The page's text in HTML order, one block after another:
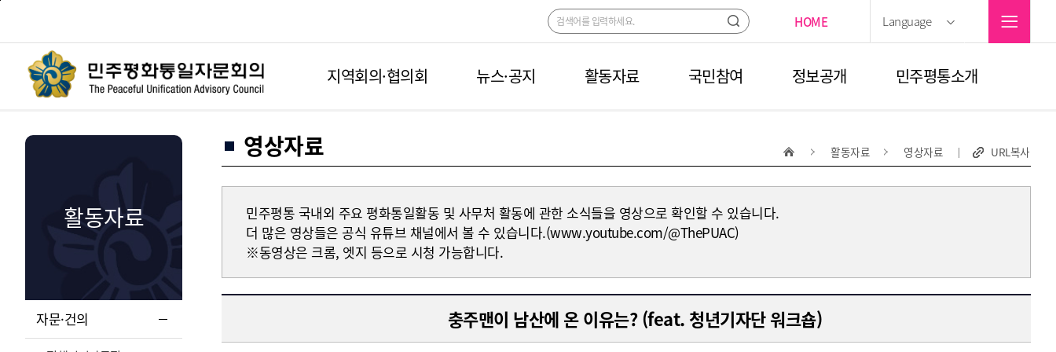
본
로
주
바
HOME Language
지역회의·협의회 뉴스·공지 활동자료 국민참여 정보공개 민주평통소개
활동자료
자문·건의
영상자료 활동자료 영상자료 URL복사
민주평통 국내외 주요 평화통일활동 및 사무처 활동에 관한 소식들을 영상으로 확인할 수 있습니다.
더 많은 영상들은 공식 유튜브 채널에서 볼 수 있습니다.(www.youtube.com/@ThePUAC)
※동영상은 크롬, 엣지 등으로 시청 가능합니다.
충주맨이 남산에 온 이유는? (feat. 청년기자단 워크숍)